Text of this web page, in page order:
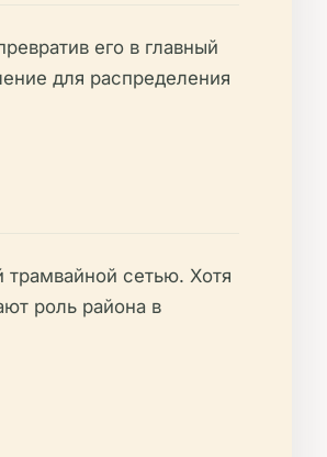
его в главный
для распределения
сетью. Хотя
роль района в